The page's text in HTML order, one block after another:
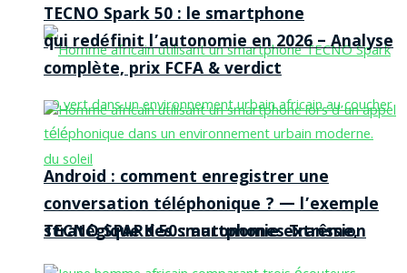
TECNO SPARK 50 : autonomie extrême,
TECNO Spark 50 : le smartphone
qui redéfinit l’autonomie en 2026 – Analyse
complète, prix FCFA & verdict
Android : comment enregistrer une
conversation téléphonique ? — l’exemple
stratégique des smartphones Transsion